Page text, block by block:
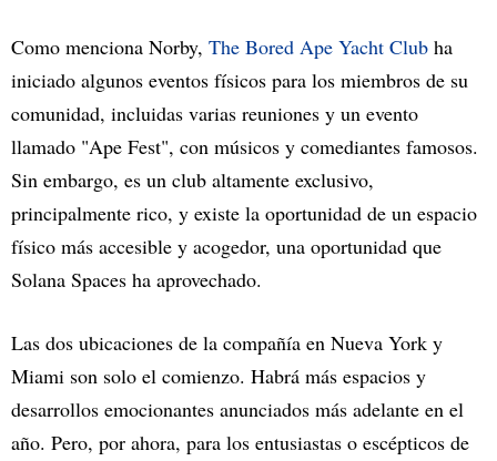
Como menciona Norby, The Bored Ape Yacht Club ha
iniciado algunos eventos físicos para los miembros de su
comunidad, incluidas varias reuniones y un evento
llamado "Ape Fest", con músicos y comediantes famosos.
Sin embargo, es un club altamente exclusivo,
principalmente rico, y existe la oportunidad de un espacio
físico más accesible y acogedor, una oportunidad que
Solana Spaces ha aprovechado.
Las dos ubicaciones de la compañía en Nueva York y
Miami son solo el comienzo. Habrá más espacios y
desarrollos emocionantes anunciados más adelante en el
año. Pero, por ahora, para los entusiastas o escépticos de